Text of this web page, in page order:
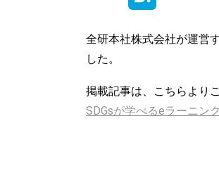
全研本社株式会社が運営
した。
掲載記事は、こちらより
SDGsが学べるeラーニン